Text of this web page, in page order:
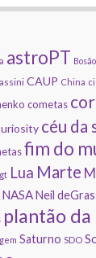
astroPT
CAUP China
cometas
céu da
fim do
Lua Marte
NASANeil
plantão
Saturno SDO